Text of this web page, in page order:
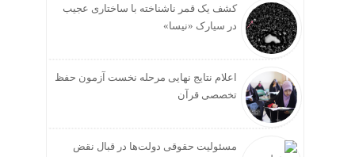
کشف یک قمر ناشناخته با ساختاری عجیب
در سیارک «نیسا»
اعلام نتایج نهایی مرحله نخست آزمون حفظ
تخصصی قرآن
مسئولیت حقوقی دولت‌ها در قبال نقض‌